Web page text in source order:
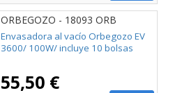
ORBEGOZO - 18093 ORB
Envasadora al vacío Orbegozo EV
3600/ 100W/ incluye 10 bolsas
55,50 €